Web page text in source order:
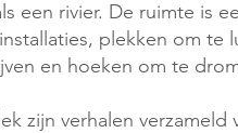
een rivier. De ruimte is
plekken om te
en hoeken om te
zijn verhalen verzameld